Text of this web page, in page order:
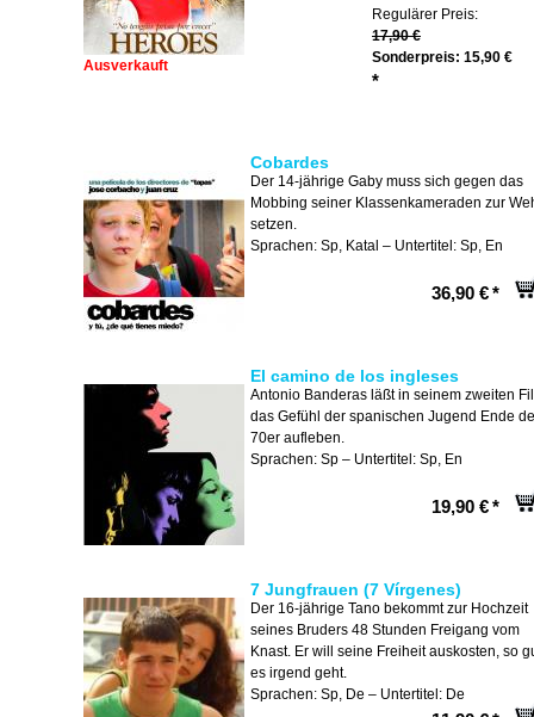
Regulärer Preis:
17,90 €
Sonderpreis: 15,90 €
*
Ausverkauft
Cobardes
Der 14-jährige Gaby muss sich gegen das
Mobbing seiner Klassenkameraden zur
setzen.
Sprachen: Sp, Katal – Untertitel: Sp, En
36,90 €*
El camino de los ingleses
Antonio Banderas läßt in seinem zweiten
das Gefühl der spanischen Jugend Ende
70er aufleben.
Sprachen: Sp – Untertitel: Sp, En
19,90 €*
7 Jungfrauen (7 Vírgenes)
Der 16-jährige Tano bekommt zur Hochzeit
seines Bruders 48 Stunden Freigang vom
Knast. Er will seine Freiheit auskosten, so
es irgend geht.
Sprachen: Sp, De – Untertitel: De